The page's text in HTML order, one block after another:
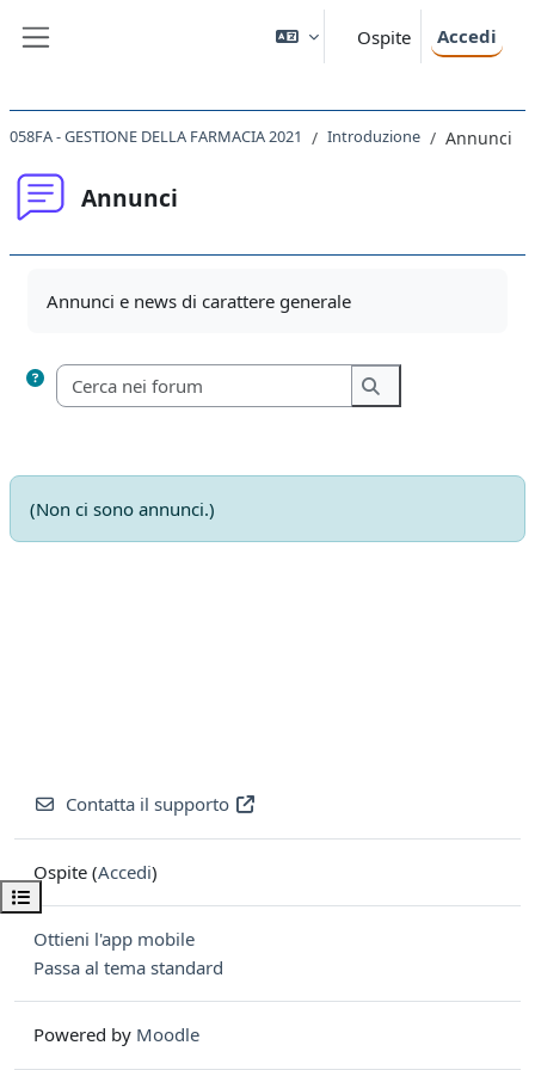
Ospite Accedi
Apri indice del corso
058FA - GESTIONE DELLA FARMACIA 2021 Introduzione Annunci
Annunci
Annunci e news di carattere generale
Cerca nei forum
Cerca nei forum
(Non ci sono annunci.)
Contatta il supporto
Ospite (Accedi)
Ottieni l'app mobile
Passa al tema standard
Powered by Moodle